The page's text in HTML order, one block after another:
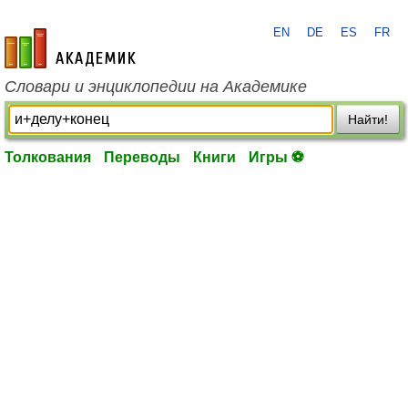
academic.ru
EN DE ES FR
Словари и энциклопедии на Академике
Найти!
Толкования Переводы Книги Игры ⚽